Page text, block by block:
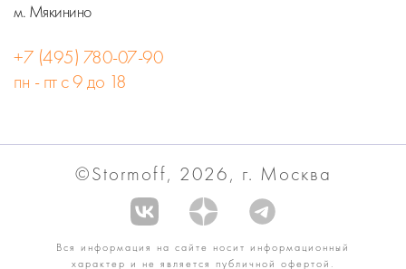
м. Мякинино
+7 (495) 780-07-90
пн - пт с 9 до 18
©Stormoff, 2026, г. Москва
Вся информация на сайте носит информационный
характер и не является публичной офертой.